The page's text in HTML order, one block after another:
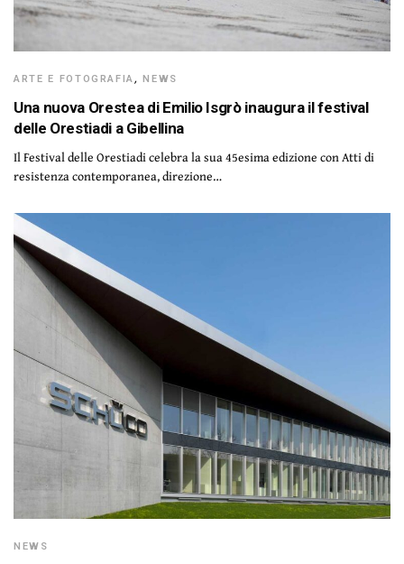
ARTE E FOTOGRAFIA,NEWS
Una nuova Orestea di Emilio Isgrò inaugura il festival
delle Orestiadi a Gibellina
Il Festival delle Orestiadi celebra la sua 45esima edizione con Atti di
resistenza contemporanea, direzione…
NEWS